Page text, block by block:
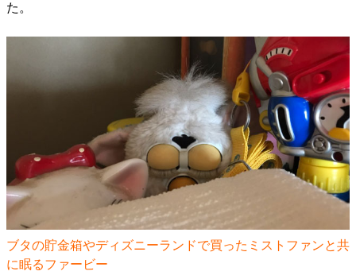
た。
ブタの貯金箱やディズニーランドで買ったミストファンと共
に眠るファービー